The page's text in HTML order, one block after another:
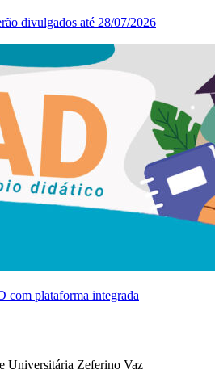
divulgados até 28/07/2026
com plataforma integrada
Universitária Zeferino Vaz